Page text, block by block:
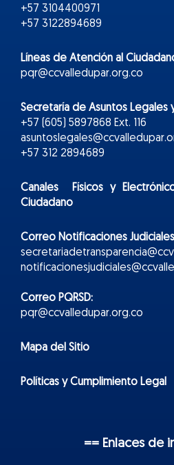
+57 3104400971
+57 3122894689
Líneas de Atención al
pqr@ccvalledupar.org.co
Secretaría de Asuntos Legales
+57 (605) 5897868 Ext. 116
+57 312 2894689
Canales Físicos yElectr
Ciudadano
Correo Notificaciones
Correo PQRSD:
pqr@ccvalledupar.org.co
Mapa del Sitio
Políticas y Cumplimiento Legal
== Enlaces de